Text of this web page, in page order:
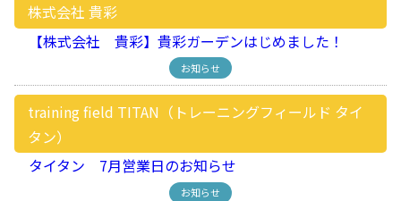
株式会社 貴彩
【株式会社 貴彩】貴彩ガーデンはじめました！
お知らせ
training field TITAN（トレーニングフィールド タイ
タン）
タイタン 7月営業日のお知らせ
お知らせ